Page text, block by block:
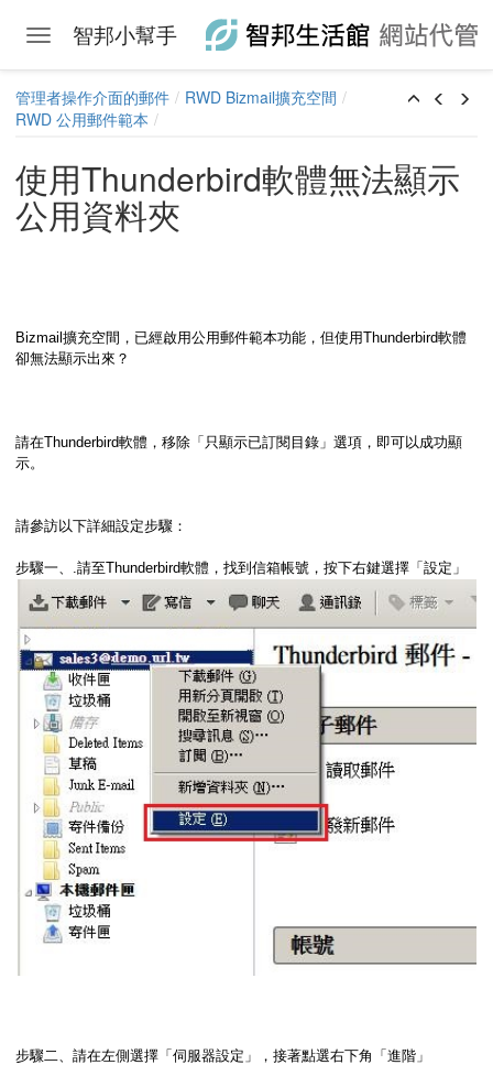
Toggle navigation
智邦小幫手
管理者操作介面的郵件
RWD Bizmail擴充空間
RWD 公用郵件範本
使用Thunderbird軟體無法顯示
公用資料夾
Bizmail擴充空間，已經啟用公用郵件範本功能，但使用Thunderbird軟體
卻無法顯示出來？
請在Thunderbird軟體，移除「只顯示已訂閱目錄」選項，即可以成功顯
示。
請參訪以下詳細設定步驟：
步驟一、.請至Thunderbird軟體，找到信箱帳號，按下右鍵選擇「設定」
步驟二、請在左側選擇「伺服器設定」，接著點選右下角「進階」